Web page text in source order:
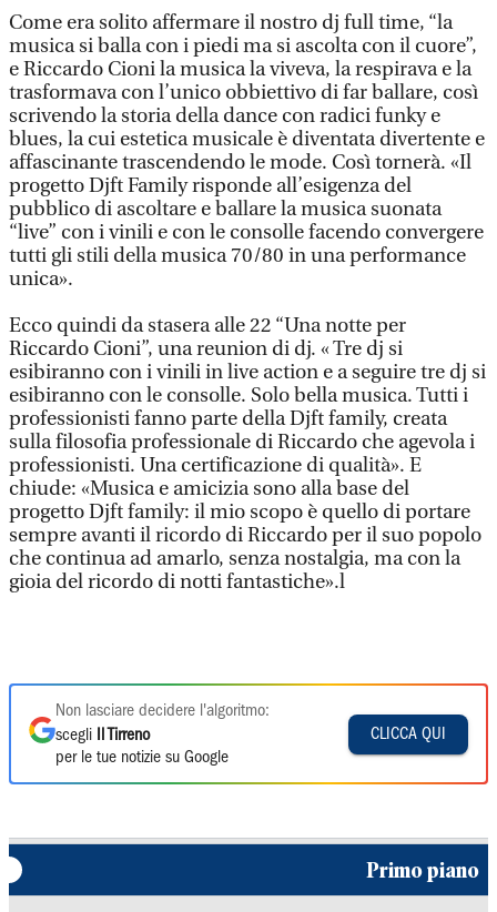
Come era solito affermare il nostro dj full time, “la
musica si balla con i piedi ma si ascolta con il cuore”,
e Riccardo Cioni la musica la viveva, la respirava e la
trasformava con l’unico obbiettivo di far ballare, così
scrivendo la storia della dance con radici funky e
blues, la cui estetica musicale è diventata divertente e
affascinante trascendendo le mode. Così tornerà. «Il
progetto Djft Family risponde all’esigenza del
pubblico di ascoltare e ballare la musica suonata
“live” con i vinili e con le consolle facendo convergere
tutti gli stili della musica 70/80 in una performance
unica».
Ecco quindi da stasera alle 22 “Una notte per
Riccardo Cioni”, una reunion di dj. « Tre dj si
esibiranno con i vinili in live action e a seguire tre dj si
esibiranno con le consolle. Solo bella musica. Tutti i
professionisti fanno parte della Djft family, creata
sulla filosofia professionale di Riccardo che agevola i
professionisti. Una certificazione di qualità». E
chiude: «Musica e amicizia sono alla base del
progetto Djft family: il mio scopo è quello di portare
sempre avanti il ricordo di Riccardo per il suo popolo
che continua ad amarlo, senza nostalgia, ma con la
gioia del ricordo di notti fantastiche».l
Non lasciare decidere l'algoritmo:
scegli
Il Tirreno
per le tue notizie su Google
CLICCA QUI
Primo piano